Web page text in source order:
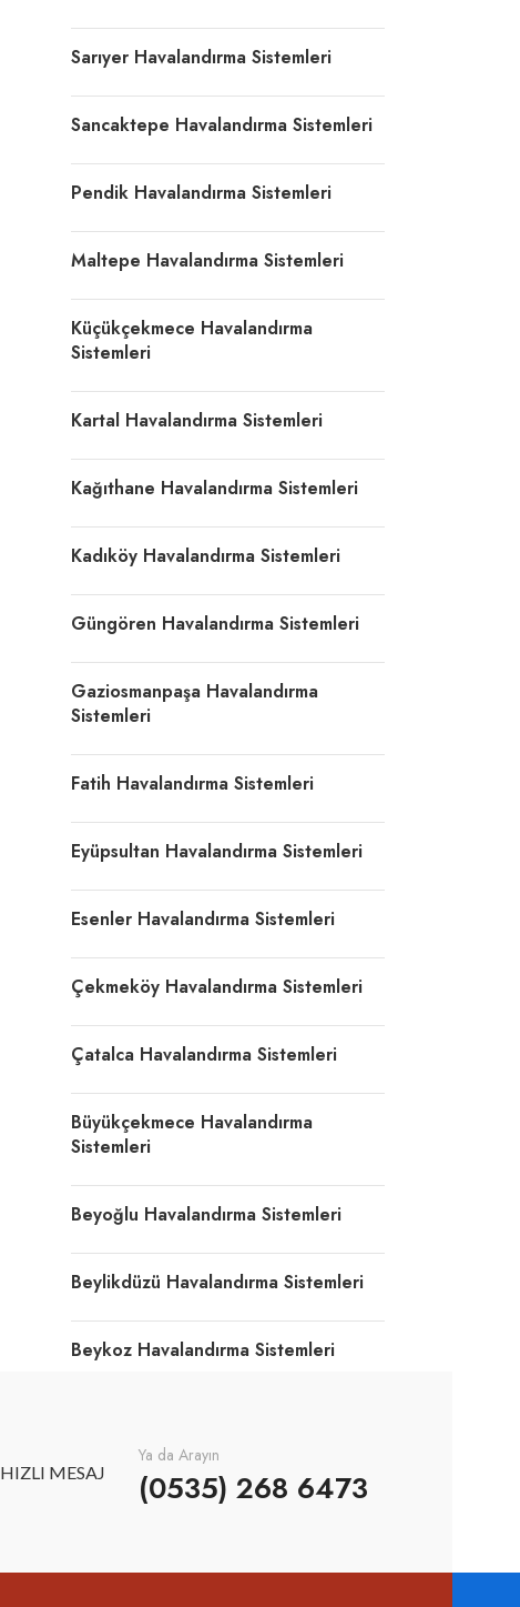
Sarıyer Havalandırma Sistemleri
Sancaktepe Havalandırma Sistemleri
Pendik Havalandırma Sistemleri
Maltepe Havalandırma Sistemleri
Küçükçekmece Havalandırma
Sistemleri
Kartal Havalandırma Sistemleri
Kağıthane Havalandırma Sistemleri
Kadıköy Havalandırma Sistemleri
Güngören Havalandırma Sistemleri
Gaziosmanpaşa Havalandırma
Sistemleri
Fatih Havalandırma Sistemleri
Eyüpsultan Havalandırma Sistemleri
Esenler Havalandırma Sistemleri
Çekmeköy Havalandırma Sistemleri
Çatalca Havalandırma Sistemleri
Büyükçekmece Havalandırma
Sistemleri
Beyoğlu Havalandırma Sistemleri
Beylikdüzü Havalandırma Sistemleri
Beykoz Havalandırma Sistemleri
HIZLI MESAJ
Ya da Arayın
(0535) 268 6473